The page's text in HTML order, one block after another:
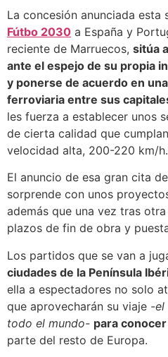
La concesión anunciada esta
Fútbo 2030 a España y
reciente de Marruecos, sitúa
ante el espejo de su propia
y ponerse de acuerdo en
ferroviaria entre sus
les fuerza a establecer unos
de cierta calidad que
velocidad alta, 200-220 km/h.
El anuncio de esa gran cita
sorprende con unos
además que una vez tras
plazos de fin de obra y
Los partidos que se van a
ciudades de la Península
ella a espectadores no solo
que aprovecharán su viaje -el
todo el mundo- para
parte del resto de Europa.